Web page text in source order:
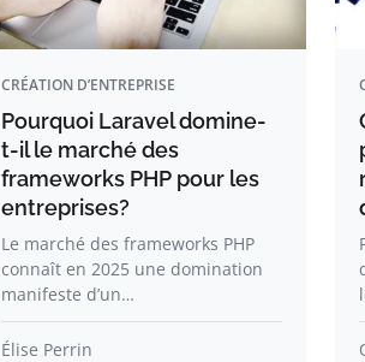
CRÉATION D’ENTREPRISE
Pourquoi Laravel domine-
t-il le marché des
frameworks PHP pour les
entreprises?
Le marché des frameworks PHP
connaît en 2025 une domination
manifeste d’un…
Élise Perrin